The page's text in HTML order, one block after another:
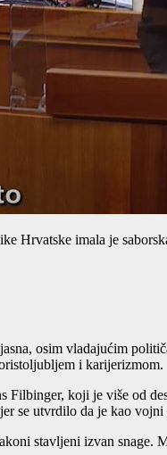
Hrvatske imala je
osim vladajućim
i karijerizmom.
koji je više od
se utvrdilo da je kao
stavljeni izvan snage.